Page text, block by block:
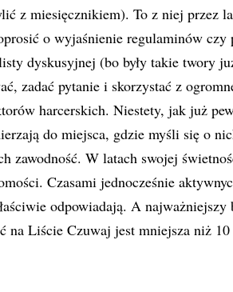
z miesięcznikiem). To z niej przez
o wyjaśnienie regulaminów czy
dyskusyjnej (bo były takie twory
zadać pytanie i skorzystać z
harcerskich. Niestety, jak już
do miejsca, gdzie myśli się o
zawodność. W latach swojej
Czasami jednocześnie
odpowiadają. A najważniejszy
na Liście Czuwaj jest mniejsza niż